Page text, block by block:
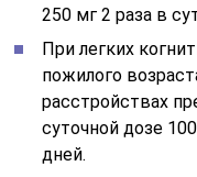
250 мг 2 раза в
При легких
пожилого
расстройствах
суточной дозе
дней.